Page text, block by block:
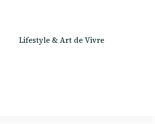
Lifestyle & Art de Vivre